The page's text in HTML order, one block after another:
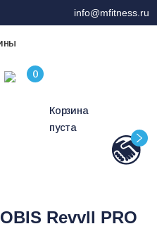
info@mfitness.ru
Корзина
пуста
Revvll PRO